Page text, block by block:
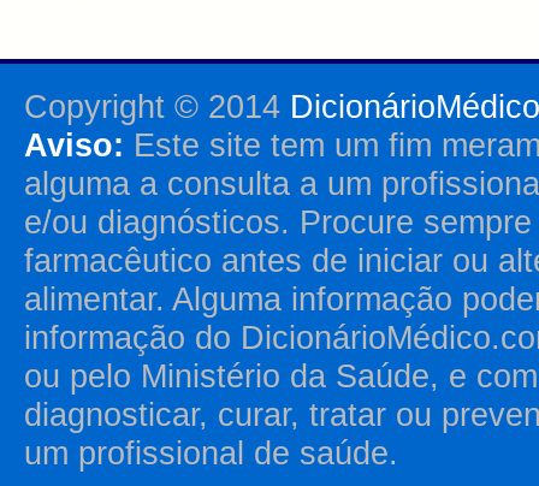
Copyright © 2014
Aviso: Este site tem um fim
alguma a consulta a um
e/ou diagnósticos. Procure
farmacêutico antes de iniciar ou
alimentar. Alguma informação
informação do
ou pelo Ministério da Saúde, e
diagnosticar, curar, tratar ou
um profissional de saúde.